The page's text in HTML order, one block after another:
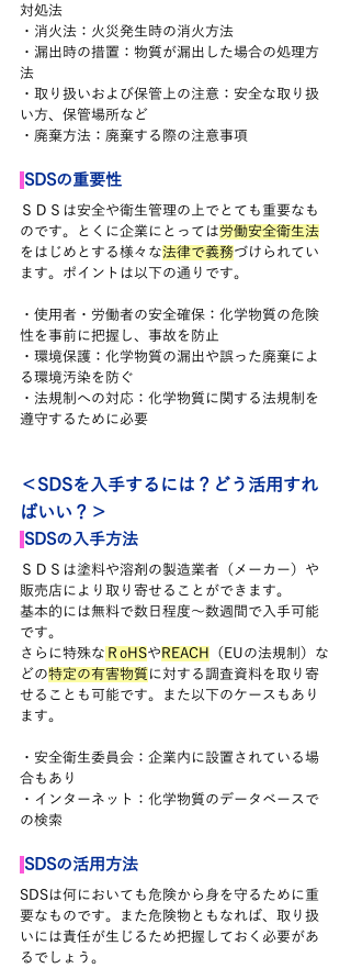
対処法
・消火法：火災発生時の消火方法
・漏出時の措置：物質が漏出した場合の処理方
法
・取り扱いおよび保管上の注意：安全な取り扱
い方、保管場所など
・廃棄方法：廃棄する際の注意事項
SDSの重要性
ＳＤＳは安全や衛生管理の上でとても重要なも
のです。とくに企業にとっては労働安全衛生法
をはじめとする様々な法律で義務づけられてい
ます。ポイントは以下の通りです。
・使用者・労働者の安全確保：化学物質の危険
性を事前に把握し、事故を防止
・環境保護：化学物質の漏出や誤った廃棄によ
る環境汚染を防ぐ
・法規制への対応：化学物質に関する法規制を
遵守するために必要
＜SDSを入手するには？どう活用すれ
ばいい？＞
SDSの入手方法
ＳＤＳは塗料や溶剤の製造業者（メーカー）や
販売店により取り寄せることができます。
基本的には無料で数日程度～数週間で入手可能
です。
さらに特殊な ＲoHSやREACH
（EUの法規制）な
どの特定の有害物質 に対する調査資料を取り寄
せることも可能です。また以下のケースもあり
ます。
・安全衛生委員会：企業内に設置されている場
合もあり
・インターネット：化学物質のデータベースで
の検索
SDSの活用方法
SDSは何においても危険から身を守るために重
要なものです。また危険物ともなれば、取り扱
いには責任が生じるため把握しておく必要があ
るでしょう。